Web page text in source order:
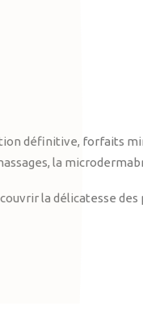
définitive, forfaits
la
la délicatesse